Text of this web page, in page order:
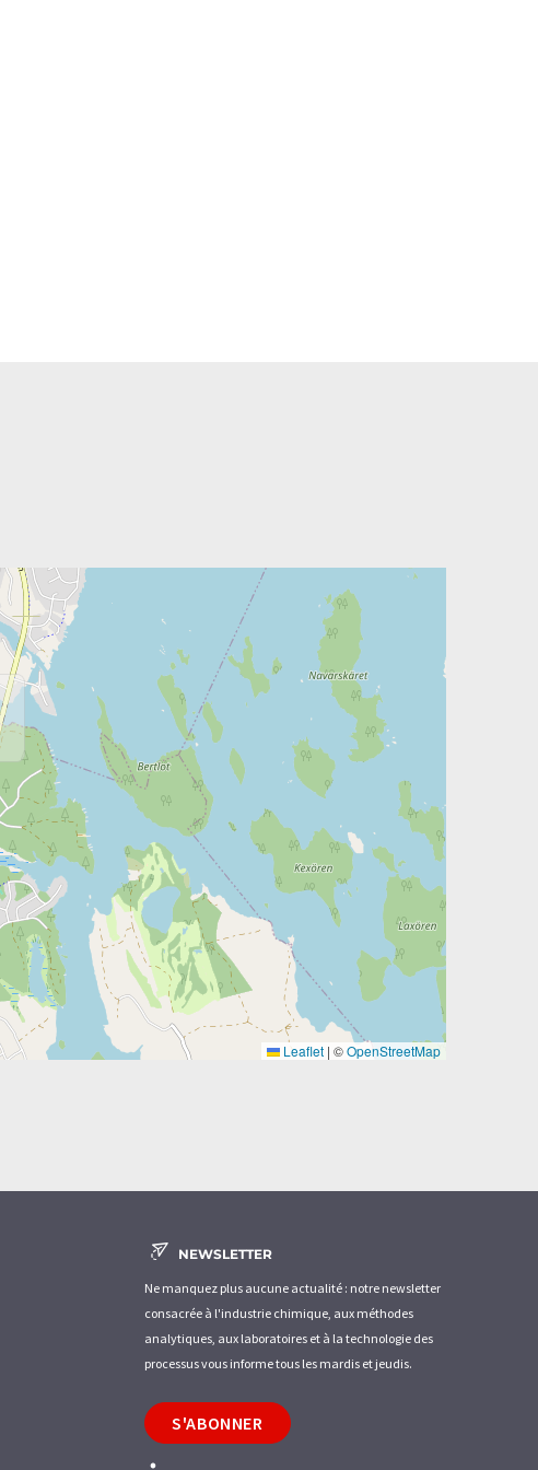
Leaflet | ©OpenStreetMap
NEWSLETTER
Ne manquez plus aucune actualité : notre newsletter
consacrée à l'industrie chimique, aux méthodes
analytiques, aux laboratoires et à la technologie des
processus vous informe tous les mardis et jeudis.
S'ABONNER